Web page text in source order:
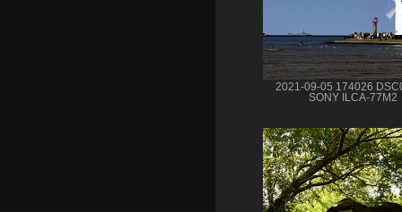
2021-09-05 174026
SONY ILCA-77M2